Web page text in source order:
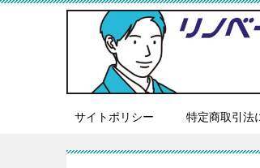
サイトポリシー 特定商取引法